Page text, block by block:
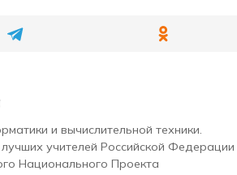
и вычислительной техники.
учителей Российской Федерации
Национального Проекта